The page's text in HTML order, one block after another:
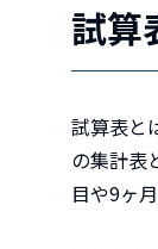
試算
試算表と
の集計表
目や9ヶ